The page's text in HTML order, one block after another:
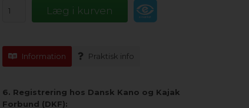
Information Praktisk info
6. Registrering hos Dansk Kano og Kajak
Forbund (DKF):